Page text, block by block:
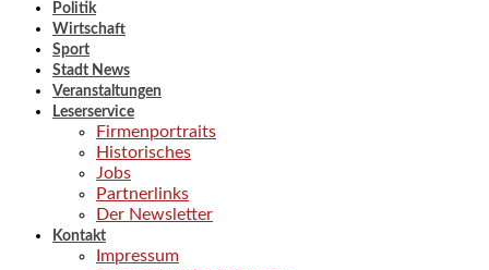
Politik
Wirtschaft
Sport
Stadt News
Veranstaltungen
Leserservice
Firmenportraits
Historisches
Jobs
Partnerlinks
Der Newsletter
Kontakt
Impressum